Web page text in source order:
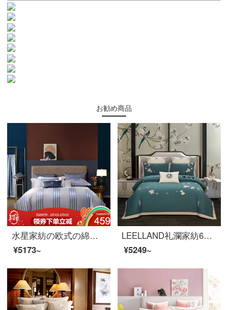
お勧め商品
水星家紡の欧式の綿の刺繍の寝具のシーツカバーが軽い贅沢な四点セットのエドガー1.8メートルのベッド（適応220*240芯）になっています。
¥5173~
LEELLAND礼瀾家紡60本の暖肌全綿磨毛新中国式刺繍ベッド用品四点セットの純綿厚い保温ベッド用品セットのモカ1.8-2.0メートルベッド/220*240 cm布団カバー
¥5249~